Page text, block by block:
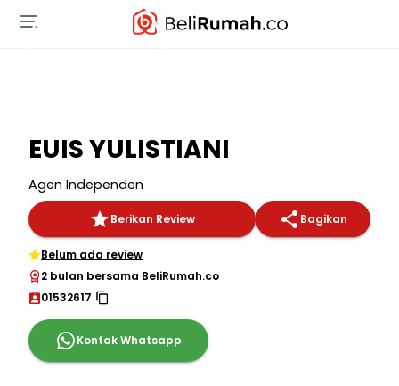
EUIS YULISTIANI
Agen Independen
Berikan Review Bagikan
Belum ada review
2 bulan bersama BeliRumah.co
01532617
Kontak Whatsapp